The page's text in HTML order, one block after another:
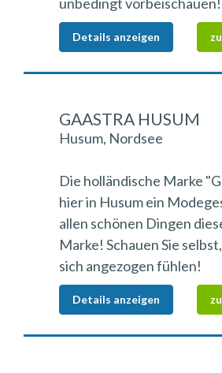
Details anzeigen
GAASTRA HUSUM
Husum, Nordsee
Die holländische Marke
hier in Husum ein
allen schönen Dingen
Marke! Schauen Sie
sich angezogen fühlen!
Details anzeigen